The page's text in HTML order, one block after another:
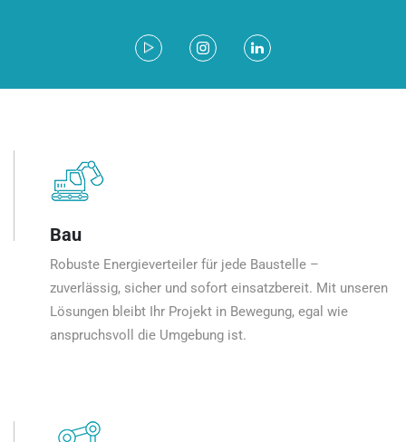
Bau
Robuste Energieverteiler für jede Baustelle –
zuverlässig, sicher und sofort einsatzbereit. Mit unseren
Lösungen bleibt Ihr Projekt in Bewegung, egal wie
anspruchsvoll die Umgebung ist.